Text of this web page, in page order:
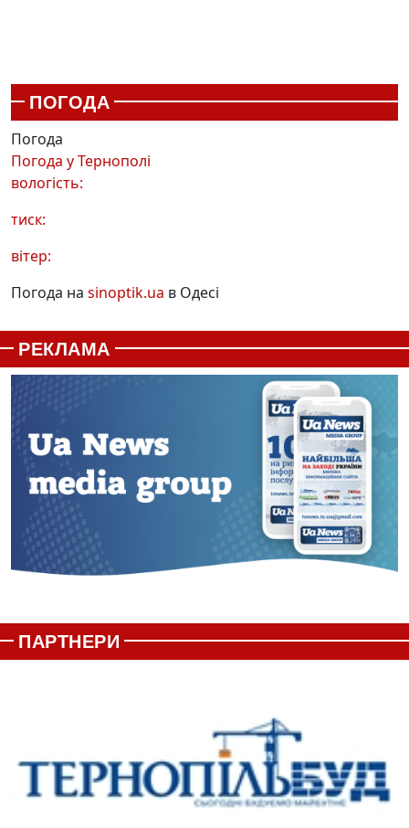
ПОГОДА
Погода
Погода уТернополі
вологість:
тиск:
вітер:
Погода на sinoptik.ua в Одесі
РЕКЛАМА
ПАРТНЕРИ